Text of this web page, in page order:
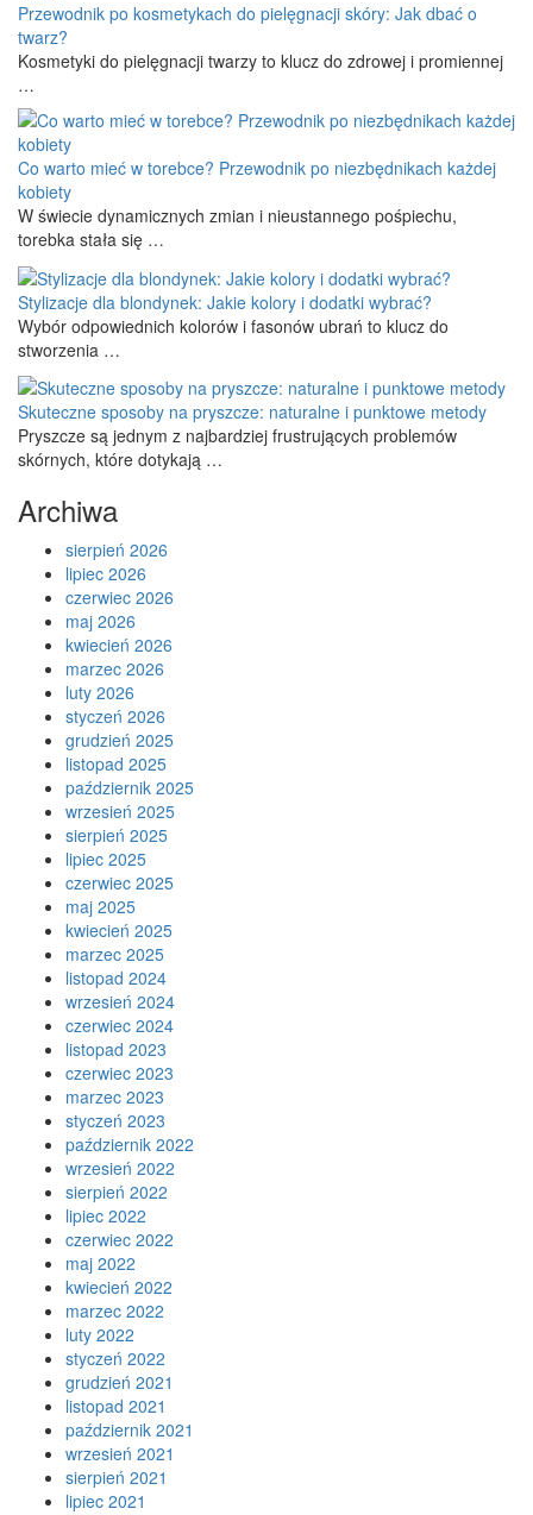
Przewodnik po kosmetykach do pielęgnacji skóry: Jak dbać o
twarz?
Kosmetyki do pielęgnacji twarzy to klucz do zdrowej i promiennej
…
Co warto mieć w torebce? Przewodnik po niezbędnikach każdej
kobiety
W świecie dynamicznych zmian i nieustannego pośpiechu,
torebka stała się …
Stylizacje dla blondynek: Jakie kolory i dodatki wybrać?
Wybór odpowiednich kolorów i fasonów ubrań to klucz do
stworzenia …
Skuteczne sposoby na pryszcze: naturalne i punktowe metody
Pryszcze są jednym z najbardziej frustrujących problemów
skórnych, które dotykają …
Archiwa
sierpień 2026
lipiec 2026
czerwiec 2026
maj 2026
kwiecień 2026
marzec 2026
luty 2026
styczeń 2026
grudzień 2025
listopad 2025
październik 2025
wrzesień 2025
sierpień 2025
lipiec 2025
czerwiec 2025
maj 2025
kwiecień 2025
marzec 2025
listopad 2024
wrzesień 2024
czerwiec 2024
listopad 2023
czerwiec 2023
marzec 2023
styczeń 2023
październik 2022
wrzesień 2022
sierpień 2022
lipiec 2022
czerwiec 2022
maj 2022
kwiecień 2022
marzec 2022
luty 2022
styczeń 2022
grudzień 2021
listopad 2021
październik 2021
wrzesień 2021
sierpień 2021
lipiec 2021